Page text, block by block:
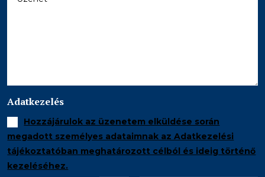
Adatkezelés
Hozzájárulok az üzenetem elküldése során
megadott személyes adataimnak az Adatkezelési
tájékoztatóban meghatározott célból és ideig történő
kezeléséhez.